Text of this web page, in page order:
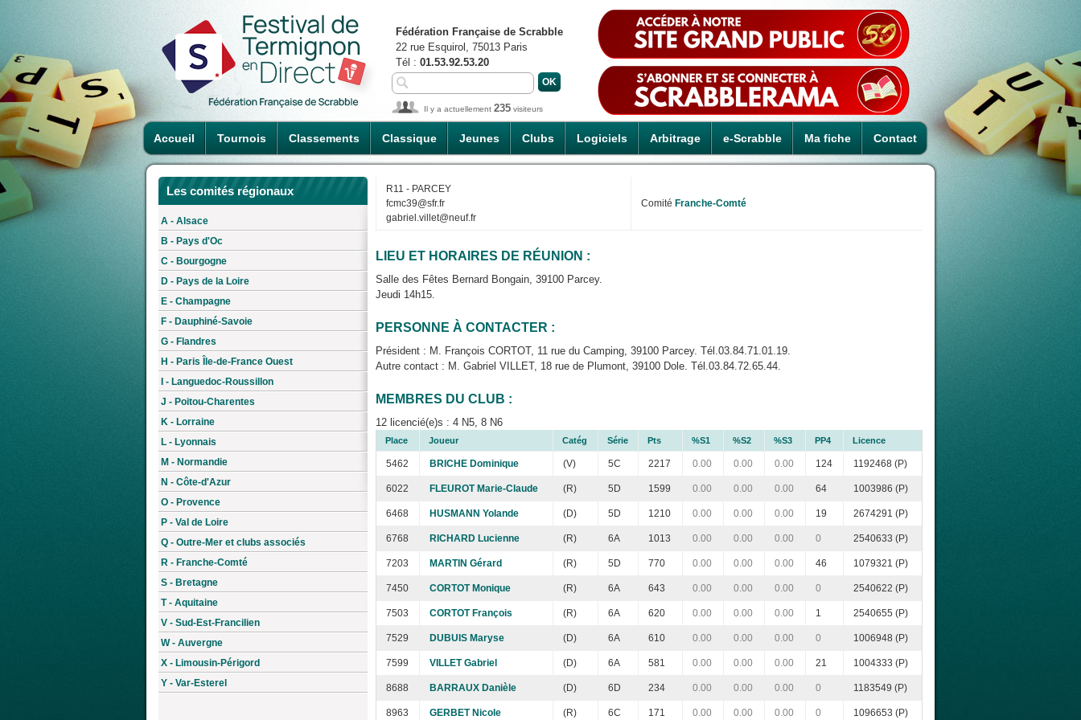
Accueil Tournois Classements Classique Jeunes Clubs Logiciels Arbitrage e-Scrabble Ma fiche Contact
Fédération Française de Scrabble
22 rue Esquirol, 75013 Paris
Tél : 01.53.92.53.20
Il y a actuellement 235 visiteurs
Les comités régionaux
A - Alsace
B - Pays d'Oc
C - Bourgogne
D - Pays de la Loire
E - Champagne
F - Dauphiné-Savoie
G - Flandres
H - Paris Île-de-France Ouest
I - Languedoc-Roussillon
J - Poitou-Charentes
K - Lorraine
L - Lyonnais
M - Normandie
N - Côte-d'Azur
O - Provence
P - Val de Loire
Q - Outre-Mer et clubs associés
R - Franche-Comté
S - Bretagne
T - Aquitaine
V - Sud-Est-Francilien
W - Auvergne
X - Limousin-Périgord
Y - Var-Esterel
R11 - PARCEY
fcmc39@sfr.fr
gabriel.villet@neuf.fr
Comité Franche-Comté
LIEU ET HORAIRES DE RÉUNION :
Salle des Fêtes Bernard Bongain, 39100 Parcey.
Jeudi 14h15.
PERSONNE À CONTACTER :
Président : M. François CORTOT, 11 rue du Camping, 39100 Parcey. Tél.03.84.71.01.19.
Autre contact : M. Gabriel VILLET, 18 rue de Plumont, 39100 Dole. Tél.03.84.72.65.44.
MEMBRES DU CLUB :
12 licencié(e)s : 4 N5, 8 N6
Place Joueur Catég Série Pts %S1 %S2 %S3 PP4 Licence
5462 BRICHE Dominique (V) 5C 2217 0.00 0.00 0.00 124 1192468 (P)
6022 FLEUROT Marie-Claude (R) 5D 1599 0.00 0.00 0.00 64 1003986 (P)
6468 HUSMANN Yolande (D) 5D 1210 0.00 0.00 0.00 19 2674291 (P)
6768 RICHARD Lucienne (R) 6A 1013 0.00 0.00 0.00 0 2540633 (P)
7203 MARTIN Gérard (R) 5D 770 0.00 0.00 0.00 46 1079321 (P)
7450 CORTOT Monique (R) 6A 643 0.00 0.00 0.00 0 2540622 (P)
7503 CORTOT François (R) 6A 620 0.00 0.00 0.00 1 2540655 (P)
7529 DUBUIS Maryse (D) 6A 610 0.00 0.00 0.00 0 1006948 (P)
7599 VILLET Gabriel (D) 6A 581 0.00 0.00 0.00 21 1004333 (P)
8688 BARRAUX Danièle (D) 6D 234 0.00 0.00 0.00 0 1183549 (P)
8963 GERBET Nicole (R) 6C 171 0.00 0.00 0.00 0 1096653 (P)